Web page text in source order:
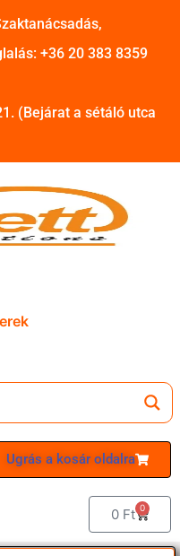
+36 20 383 8359
(Bejárat a sétáló utca
Ugrás a kosár oldalra
0 Ft 0